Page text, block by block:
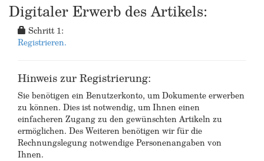
Digitaler Erwerb des Artikels:
Schritt 1:
Registrieren.
Hinweis zur Registrierung:
Sie benötigen ein Benutzerkonto, um Dokumente erwerben
zu können. Dies ist notwendig, um Ihnen einen
einfacheren Zugang zu den gewünschten Artikeln zu
ermöglichen. Des Weiteren benötigen wir für die
Rechnungslegung notwendige Personenangaben von
Ihnen.